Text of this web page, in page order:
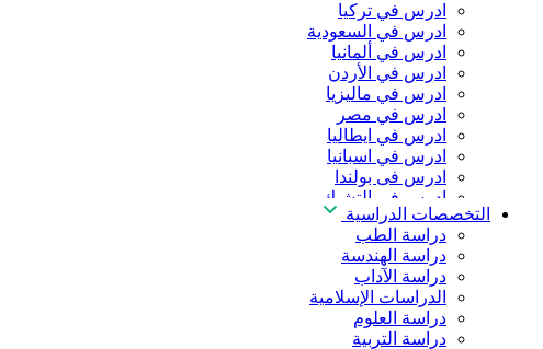
ادرس في تركيا
ادرس في السعودية
ادرس في ألمانيا
ادرس في الأردن
ادرس في ماليزيا
ادرس في مصر
ادرس في ايطاليا
ادرس في اسبانيا
ادرس فى بولندا
ادرس فى التشيك
ادرس في المجر
ادرس في الصين
التخصصات الدراسية
دراسة الطب
دراسة الهندسة
دراسة الآداب
الدراسات الإسلامية
دراسة العلوم
دراسة التربية